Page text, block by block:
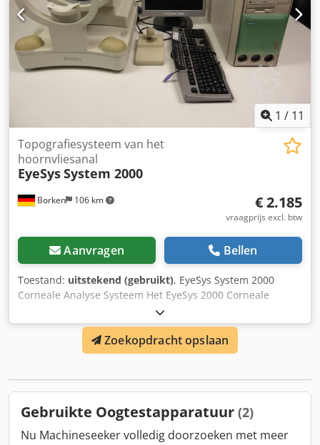
1 / 11
Borken 106 km
Topografiesysteem van het
hoornvliesanal
EyeSysSystem 2000
€ 2.185
vraagprijs excl. btw
Aanvragen Bellen
Toestand: uitstekend (gebruikt), EyeSys System 2000
Corneale Analyse Systeem Het EyeSys 2000 Corneale
Analyse Systeem is ontworpen om ongeëvenaarde
prestaties, nauwkeurigheid, gebruiksgemak en
betaalbaarheid te leveren met de volgende belangrijke
kenmerken: Optimale centrale en perifere corneadekking
Automatische kalibratie en automatische
van topografische gegevens. Automatische focus en
eenvoudige onderzoekspaden verbeteren de
Zoekopdracht opslaan
Gebruikte Oogtestapparatuur (2)
Nu Machineseeker volledig doorzoeken met meer